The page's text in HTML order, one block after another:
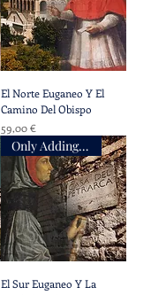
El Norte Euganeo Y El
Camino Del Obispo
Precio
59,00 €
Only Adding Accompaniment
El Sur Euganeo Y La